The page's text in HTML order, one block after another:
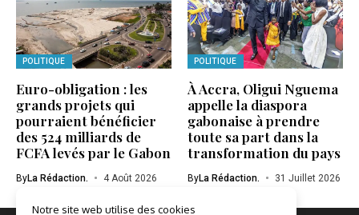
POLITIQUE
Euro-obligation : les
grands projets qui
pourraient bénéficier
des 524 milliards de
FCFA levés par le Gabon
ByLa Rédaction. 4 Août 2026
POLITIQUE
À Accra, Oligui Nguema
appelle la diaspora
gabonaise à prendre
toute sa part dans la
transformation du pays
ByLa Rédaction. 31 Juillet 2026
Notre site web utilise des cookies